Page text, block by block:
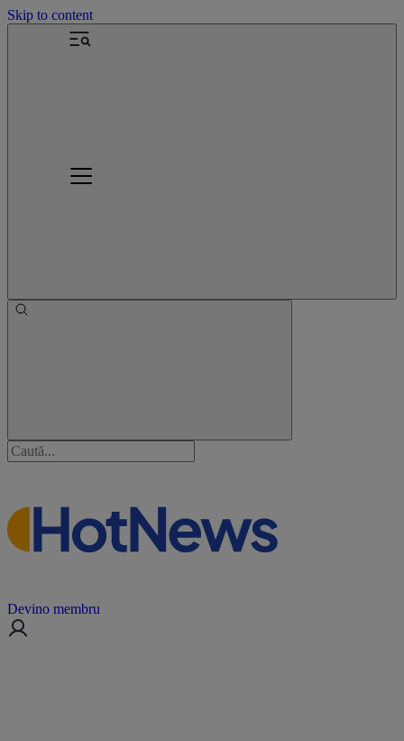
Skip to content
Devino membru